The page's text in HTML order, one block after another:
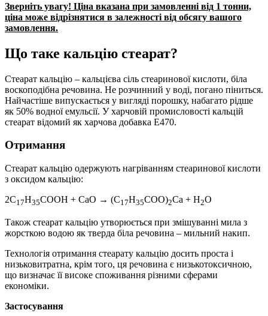
Зверніть увагу! Ціна вказана при замовленні від 1 тонни,
ціна може відрізнятися в залежності від обсягу вашого
замовлення.
Що таке кальцію стеарат?
Стеарат кальцію – кальцієва сіль стеаринової кислоти, біла
воскоподібна речовина. Не розчинний у воді, погано піниться.
Найчастіше випускається у вигляді порошку, набагато рідше
як 50% водної емульсії. У харчовій промисловості кальцій
стеарат відомий як харчова добавка E470.
Отримання
Стеарат кальцію одержують нагріванням стеаринової кислоти
з оксидом кальцію:
2C17H35COOH + CaO → (C17H35COO)2Ca + H2O
Також стеарат кальцію утворюється при змішуванні мила з
жорсткою водою як тверда біла речовина – мильний накип.
Технологія отримання стеарату кальцію досить проста і
низьковитратна, крім того, ця речовина є низькотоксичною,
що визначає її високе споживання різними сферами
економіки.
Застосування